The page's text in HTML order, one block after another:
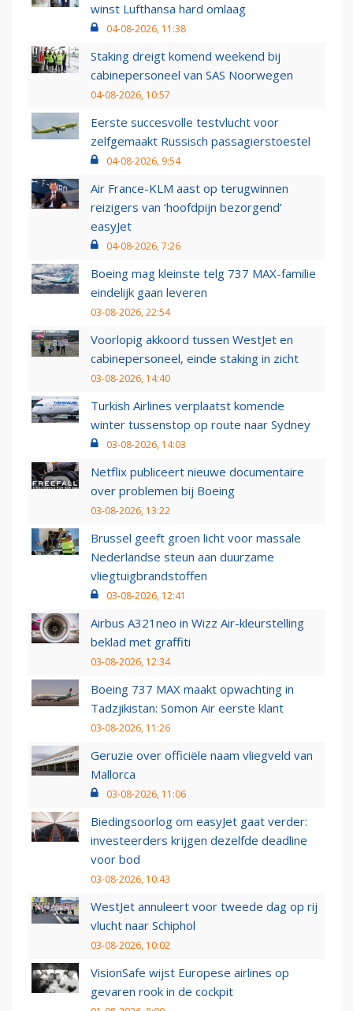
winst Lufthansa hard omlaag
04-08-2026, 11:38
Staking dreigt komend weekend bij
cabinepersoneel van SAS Noorwegen
04-08-2026, 10:57
Eerste succesvolle testvlucht voor
zelfgemaakt Russisch passagierstoestel
04-08-2026, 9:54
Air France-KLM aast op terugwinnen
reizigers van ‘hoofdpijn bezorgend’
easyJet
04-08-2026, 7:26
Boeing mag kleinste telg 737 MAX-familie
eindelijk gaan leveren
03-08-2026, 22:54
Voorlopig akkoord tussen WestJet en
cabinepersoneel, einde staking in zicht
03-08-2026, 14:40
Turkish Airlines verplaatst komende
winter tussenstop op route naar Sydney
03-08-2026, 14:03
Netflix publiceert nieuwe documentaire
over problemen bij Boeing
03-08-2026, 13:22
Brussel geeft groen licht voor massale
Nederlandse steun aan duurzame
vliegtuigbrandstoffen
03-08-2026, 12:41
Airbus A321neo in Wizz Air-kleurstelling
beklad met graffiti
03-08-2026, 12:34
Boeing 737 MAX maakt opwachting in
Tadzjikistan: Somon Air eerste klant
03-08-2026, 11:26
Geruzie over officiële naam vliegveld van
Mallorca
03-08-2026, 11:06
Biedingsoorlog om easyJet gaat verder:
investeerders krijgen dezelfde deadline
voor bod
03-08-2026, 10:43
WestJet annuleert voor tweede dag op rij
vlucht naar Schiphol
03-08-2026, 10:02
VisionSafe wijst Europese airlines op
gevaren rook in de cockpit